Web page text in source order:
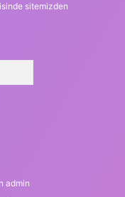
sitemizden
admin